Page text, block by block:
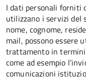
I dati personali forniti
utilizzano i servizi del
nome, cognome,
mail, possono essere
trattamento in termini
come ad esempio
comunicazioni